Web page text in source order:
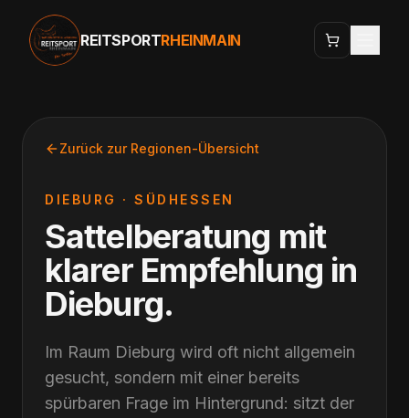
REITSPORTRHEINMAIN
Zurück zur Regionen-Übersicht
DIEBURG ·SÜDHESSEN
Sattelberatung mit
klarer Empfehlung in
Dieburg.
Im Raum Dieburg wird oft nicht allgemein
gesucht, sondern mit einer bereits
spürbaren Frage im Hintergrund: sitzt der